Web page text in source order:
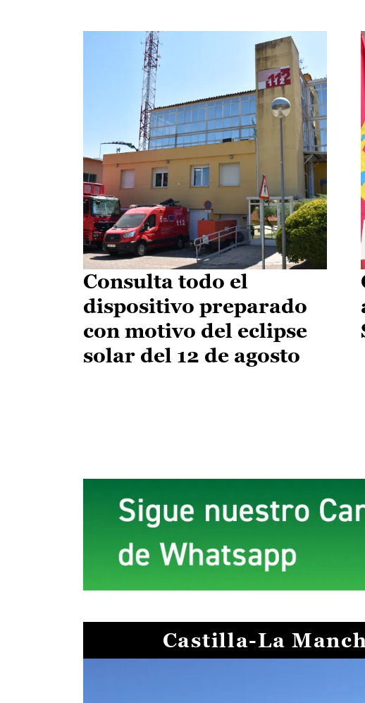
Consulta todo el
dispositivo preparado
con motivo del eclipse
solar del 12 de agosto
Castilla-La